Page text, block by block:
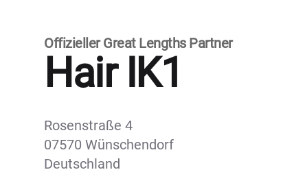
Offizieller Great Lengths Partner
Hair IK1
Rosenstraße 4
07570 Wünschendorf
Deutschland